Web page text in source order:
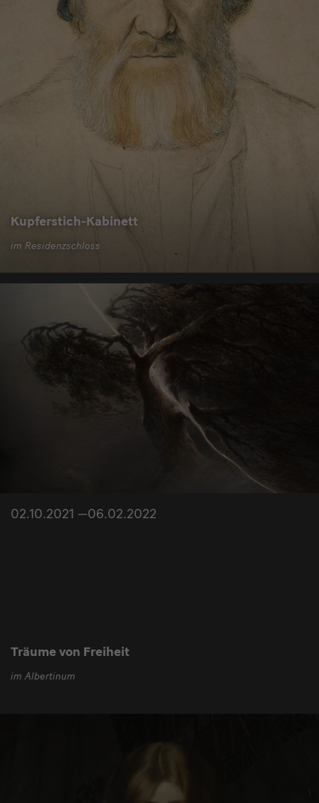
Kupferstich-Kabinett
im Residenzschloss
02.10.2021 —06.02.2022
Träume von Freiheit
im Albertinum